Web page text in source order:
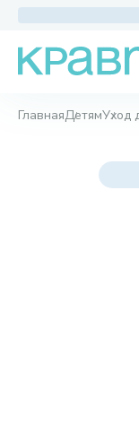
ГлавнаяДетямУход